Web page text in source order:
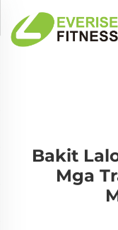
Bakit
Mga